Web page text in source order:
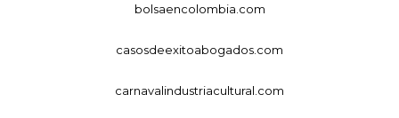
bolsaencolombia.com
casosdeexitoabogados.com
carnavalindustriacultural.com